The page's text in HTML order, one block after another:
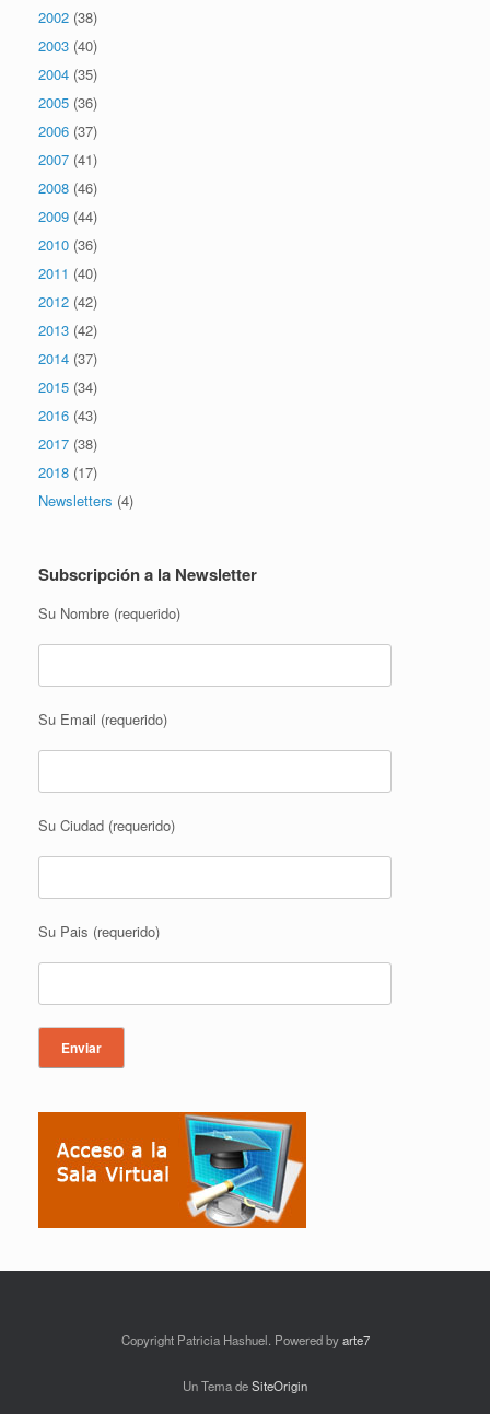
2002 (38)
2003 (40)
2004 (35)
2005 (36)
2006 (37)
2007 (41)
2008 (46)
2009 (44)
2010 (36)
2011 (40)
2012 (42)
2013 (42)
2014 (37)
2015 (34)
2016 (43)
2017 (38)
2018 (17)
Newsletters (4)
Subscripción a la Newsletter
Su Nombre (requerido)
Su Email (requerido)
Su Ciudad (requerido)
Su Pais (requerido)
Copyright Patricia Hashuel. Powered byarte7
Un Tema deSiteOrigin